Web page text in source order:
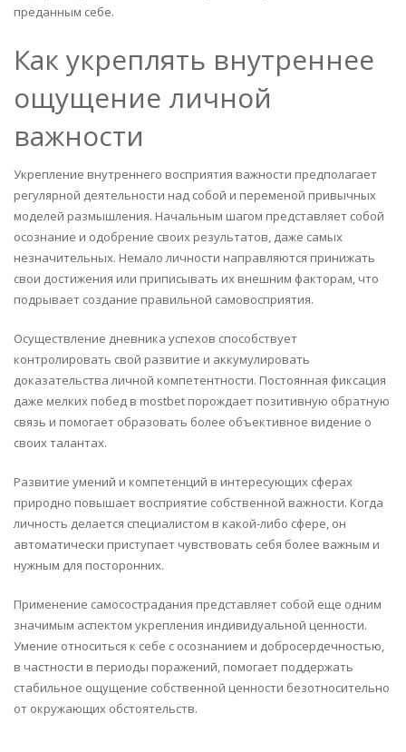
преданным себе.
Как укреплять внутреннее
ощущение личной
важности
Укрепление внутреннего восприятия важности предполагает
регулярной деятельности над собой и переменой привычных
моделей размышления. Начальным шагом представляет собой
осознание и одобрение своих результатов, даже самых
незначительных. Немало личности направляются принижать
свои достижения или приписывать их внешним факторам, что
подрывает создание правильной самовосприятия.
Осуществление дневника успехов способствует
контролировать свой развитие и аккумулировать
доказательства личной компетентности. Постоянная фиксация
даже мелких побед в mostbet порождает позитивную обратную
связь и помогает образовать более объективное видение о
своих талантах.
Развитие умений и компетенций в интересующих сферах
природно повышает восприятие собственной важности. Когда
личность делается специалистом в какой-либо сфере, он
автоматически приступает чувствовать себя более важным и
нужным для посторонних.
Применение самосострадания представляет собой еще одним
значимым аспектом укрепления индивидуальной ценности.
Умение относиться к себе с осознанием и добросердечностью,
в частности в периоды поражений, помогает поддержать
стабильное ощущение собственной ценности безотносительно
от окружающих обстоятельств.